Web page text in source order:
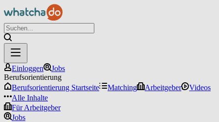
Einloggen
Jobs
Berufsorientierung
Berufsorientierung Startseite
Matching Arbeitgeber
Videos
Alle Inhalte
Für Arbeitgeber
Jobs